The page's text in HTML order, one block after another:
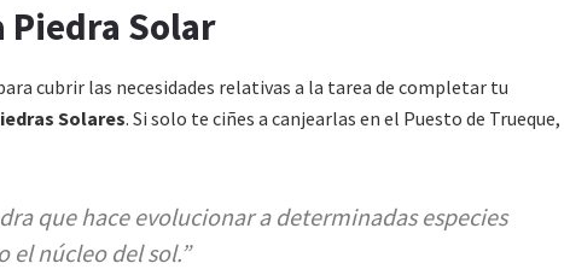
Solar
cubrir las necesidades relativas a la tarea de completar tu
Solares. Si solo te ciñes a canjearlas en el Puesto de Trueque,
que hace evolucionar a determinadas especies
el núcleo del sol.”